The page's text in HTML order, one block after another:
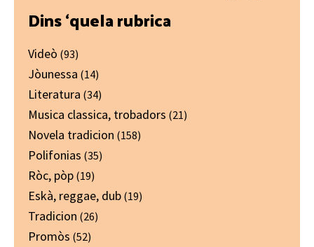
Primary
Sidebar
Dins ‘quela rubrica
Videò (93)
Jòunessa (14)
Literatura (34)
Musica classica, trobadors (21)
Novela tradicion (158)
Polifonias (35)
Ròc, pòp (19)
Eskà, reggae, dub (19)
Tradicion (26)
Promòs (52)